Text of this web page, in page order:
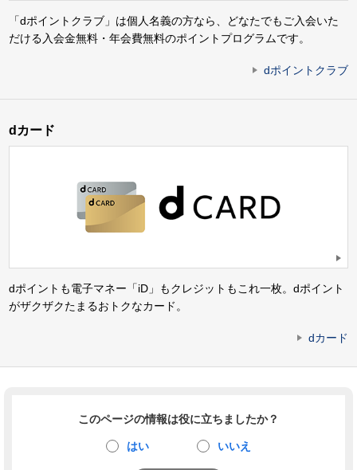
「dポイントクラブ」は個人名義の方なら、どなたでもご入会いた
だける入会金無料・年会費無料のポイントプログラムです。
dポイントクラブ
dカード
dポイントも電子マネー「iD」もクレジットもこれ一枚。dポイント
がザクザクたまるおトクなカード。
dカード
このページの情報は役に立ちましたか？
はい いいえ